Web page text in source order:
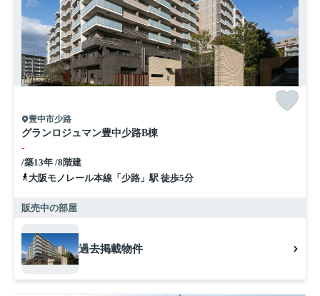
豊中市少路
グランロジュマン豊中少路B棟
-
/築13年 /8階建
大阪モノレール本線「少路」駅 徒歩5分
販売中の部屋
過去掲載物件